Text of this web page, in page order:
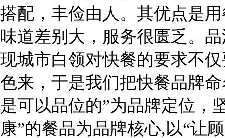
搭配，丰俭由人。其优点是
味道差别大，服务很匮乏。
现城市白领对快餐的要求不
色来，于是我们把快餐品牌
是可以品位的”为品牌定位，
康”的餐品为品牌核心,以“让